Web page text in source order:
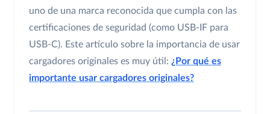
uno de una marca reconocida que cumpla con las
certificaciones de seguridad (como USB-IF para
USB-C). Este artículo sobre la importancia de usar
cargadores originales es muy útil: ¿Por qué es
importante usar cargadores originales?